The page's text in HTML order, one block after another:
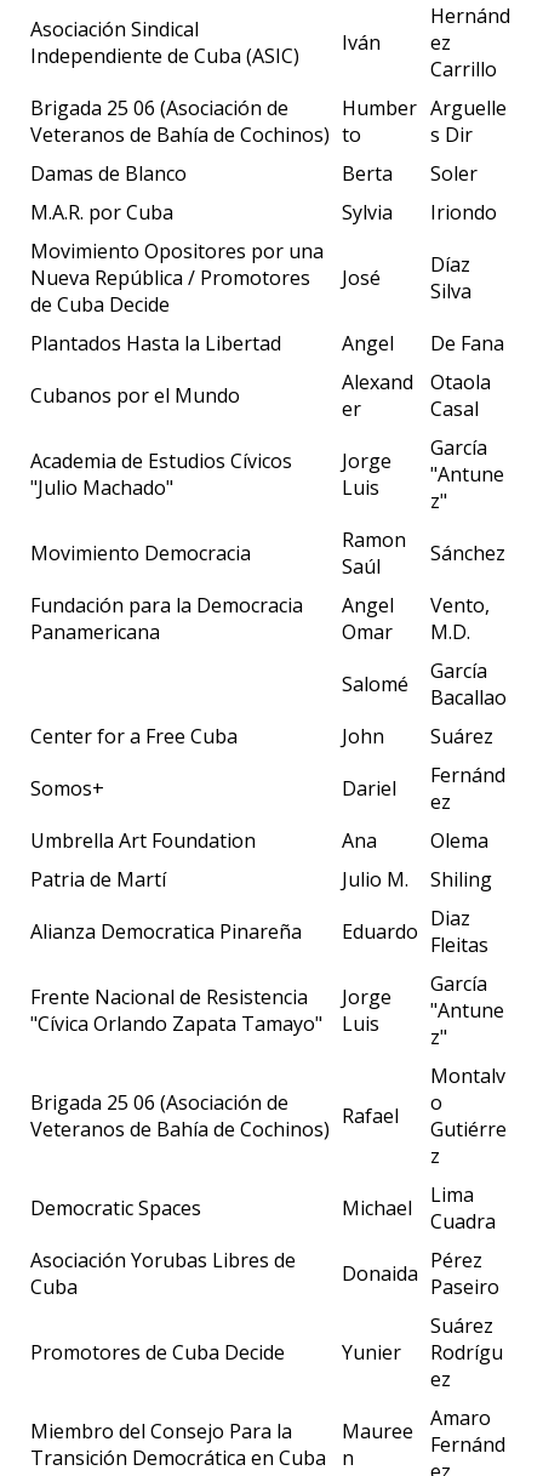
Asociación Sindical
Independiente de Cuba (ASIC)
Iván
Hernánd
ez
Carrillo
Brigada 25 06 (Asociación de
Veteranos de Bahía de Cochinos)
Humber
to
Arguelle
s Dir
Damas de Blanco
Berta
Soler
M.A.R. por Cuba
Sylvia
Iriondo
Movimiento Opositores por una
Nueva República / Promotores
de Cuba Decide
José
Díaz
Silva
Plantados Hasta la Libertad
Angel
De Fana
Cubanos por el Mundo
Alexand
er
Otaola
Casal
Academia de Estudios Cívicos
"Julio Machado"
Jorge
Luis
García
"Antune
z"
Movimiento Democracia
Ramon
Saúl
Sánchez
Fundación para la Democracia
Panamericana
Angel
Omar
Vento,
M.D.
Salomé
García
Bacallao
Center for a Free Cuba
John
Suárez
Somos+
Dariel
Fernánd
ez
Umbrella Art Foundation
Ana
Olema
Patria de Martí
Julio M.
Shiling
Alianza Democratica Pinareña
Eduardo Diaz
Fleitas
Frente Nacional de Resistencia
"Cívica Orlando Zapata Tamayo"
Jorge
Luis
García
"Antune
z"
Brigada 25 06 (Asociación de
Veteranos de Bahía de Cochinos) Rafael
Montalv
o
Gutiérre
z
Democratic Spaces
Michael
Lima
Cuadra
Asociación Yorubas Libres de
Cuba
Donaida Pérez
Paseiro
Promotores de Cuba Decide Yunier
Suárez
Rodrígu
ez
Miembro del Consejo Para la
Transición Democrática en Cuba
Mauree
n
Amaro
Fernánd